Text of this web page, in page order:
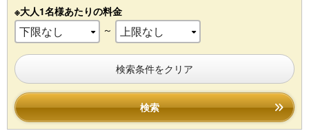
※大人1名様あたりの料金
～
検索条件をクリア
検索